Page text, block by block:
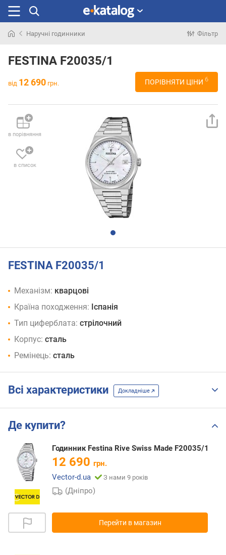
раніше
Наручні годинники Фільтр
FESTINA F20035/1
від 12 690 грн. ПОРІВНЯТИ ЦІНИ 6
в порівняння
в список
FESTINA F20035/1
Механізм: кварцові
Країна походження: Іспанія
Тип циферблата: стрілочний
Корпус: сталь
Ремінець: сталь
Всі характеристики Докладніше
Де купити?
Годинник Festina Rive Swiss Made F20035/1
12 690 грн.
Vector-d.ua
З нами 9 років
(Дніпро)
Перейти в магазин